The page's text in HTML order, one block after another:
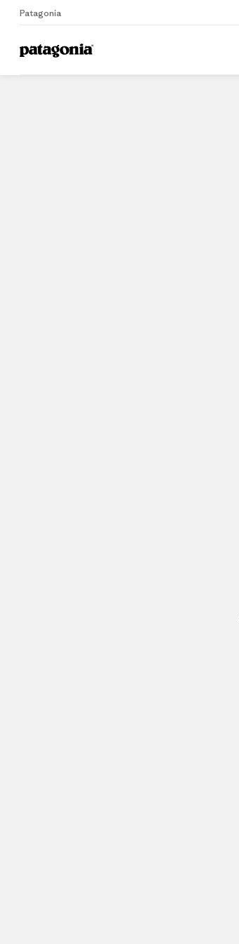
Patagonia
Home Stores